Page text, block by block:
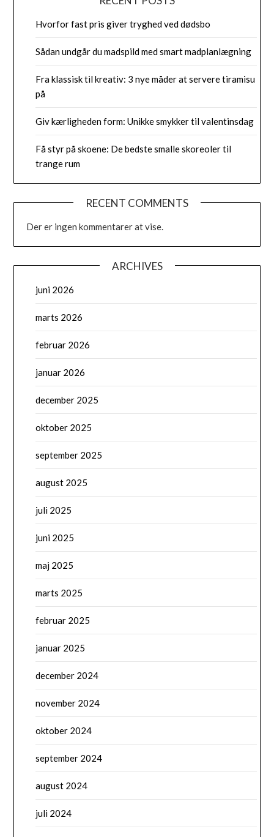
Hvorfor fast pris giver tryghed ved dødsbo
Sådan undgår du madspild med smart madplanlægning
Fra klassisk til kreativ: 3 nye måder at servere tiramisu
på
Giv kærligheden form: Unikke smykker til valentinsdag
Få styr på skoene: De bedste smalle skoreoler til
trange rum
RECENT COMMENTS
Der er ingen kommentarer at vise.
ARCHIVES
juni 2026
marts 2026
februar 2026
januar 2026
december 2025
oktober 2025
september 2025
august 2025
juli 2025
juni 2025
maj 2025
marts 2025
februar 2025
januar 2025
december 2024
november 2024
oktober 2024
september 2024
august 2024
juli 2024